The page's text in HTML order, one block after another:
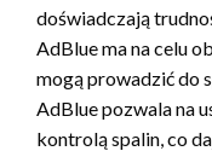
doświadczają
AdBlue ma na celu
mogą prowadzić do
AdBlue pozwala na
kontrolą spalin, co